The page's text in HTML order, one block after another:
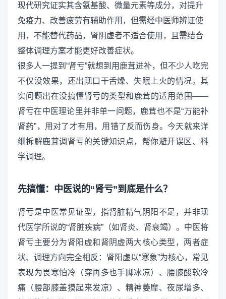
现代研究证实其含氨基酸、微量元素等成分，对提升
免疫力、改善疲劳有辅助作用，但需经中医师辨证使
用，不能替代药品，肾阴虚者不适合使用，且需结合
整体调理方案才能更好改善症状。
很多人一提到“肾亏”就想到用鹿茸进补，但不少人吃完
不仅没效果，还出现口干舌燥、失眠上火的情况。其
实问题出在没搞懂肾亏的类型和鹿茸的适用范围——
肾亏在中医理论里并非单一问题，鹿茸也不是“万能补
肾药”，用对了才有用，用错了反而伤身。今天就来详
细拆解鹿茸调肾亏的关键知识点，帮你避开误区、科
学调理。
先搞懂：中医说的“肾亏”到底是什么？
肾亏是中医常见证型，指肾脏精气阴阳不足，并非现
代医学所说的“肾脏疾病”（如肾炎、肾衰竭）。中医将
肾亏主要分为肾阳虚和肾阴虚两大核心类型，两者症
状、调理方向完全相反：肾阳虚以“寒象”为核心，常见
表现为畏寒怕冷（穿再多也手脚冰凉）、腰膝酸软冷
痛（腰部膝盖摸起来发凉）、精神萎靡、夜尿增多、